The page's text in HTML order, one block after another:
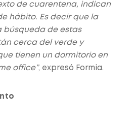
de cuarentena, indican
hábito. Es decir que la
búsqueda de estas
cerca del verde y
tienen un dormitorio en
office”, expresó Formia.